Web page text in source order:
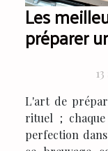
Les
préparer
L'art de
rituel ;
perfection